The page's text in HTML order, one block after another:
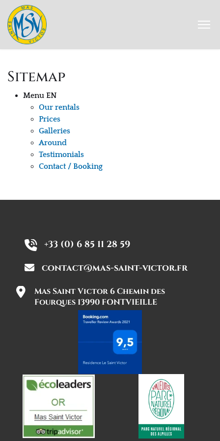
Sitemap
Menu EN
Our rentals
Prices
Galleries
Around
Testimonials
Contact / Booking
+33 (0) 6 85 11 28 59
contact@mas-saint-victor.fr
Mas Saint Victor 6 Chemin des
Fourques 13990 FONTVIEILLE